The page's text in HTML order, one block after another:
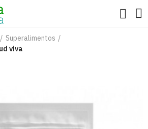
Superalimentos
viva